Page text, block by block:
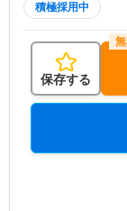
積極採用中
保存する